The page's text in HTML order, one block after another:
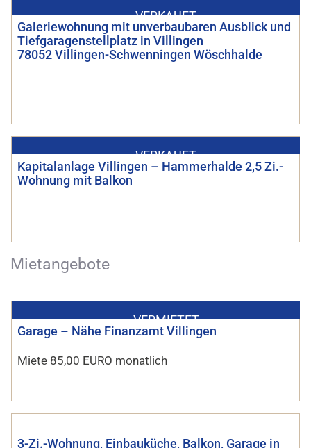
VERKAUFT
Galeriewohnung mit unverbaubaren Ausblick und
Tiefgaragenstellplatz in Villingen
78052 Villingen-Schwenningen Wöschhalde
VERKAUFT
Kapitalanlage Villingen – Hammerhalde 2,5 Zi.-
Wohnung mit Balkon
Mietangebote
VERMIETET
Garage – Nähe Finanzamt Villingen
Miete 85,00 EURO monatlich
3-Zi.-Wohnung, Einbauküche, Balkon, Garage in